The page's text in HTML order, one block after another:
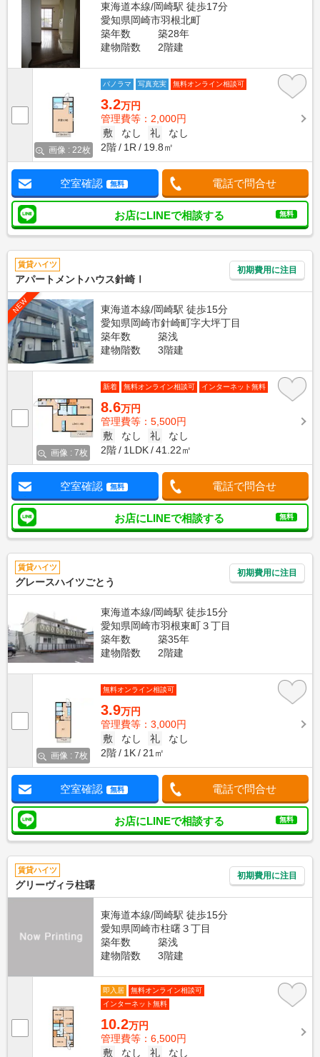
東海道本線/岡崎駅 徒歩17分
愛知県岡崎市羽根北町
築年数
築28年
建物階数
2階建
画像 : 22枚
パノラマ 写真充実 無料オンライン相談可
3.2万円
管理費等：2,000円
敷
なし 礼
なし
2階
1R 19.8㎡
空室確認 無料 電話で問合せ
お店にLINEで相談する 無料
賃貸ハイツ
アパートメントハウス針崎Ⅰ
初期費用に注目
NEW
東海道本線/岡崎駅 徒歩15分
愛知県岡崎市針崎町字大坪丁目
築年数
築浅
建物階数
3階建
画像 : 7枚
新着 無料オンライン相談可 インターネット無料
8.6万円
管理費等：5,500円
敷
なし 礼
なし
2階
1LDK 41.22㎡
空室確認 無料 電話で問合せ
お店にLINEで相談する 無料
賃貸ハイツ
グレースハイツごとう
初期費用に注目
東海道本線/岡崎駅 徒歩15分
愛知県岡崎市羽根東町３丁目
築年数
築35年
建物階数
2階建
画像 : 7枚
無料オンライン相談可
3.9万円
管理費等：3,000円
敷
なし 礼
なし
2階
1K 21㎡
空室確認 無料 電話で問合せ
お店にLINEで相談する 無料
賃貸ハイツ
グリーヴィラ柱曙
初期費用に注目
東海道本線/岡崎駅 徒歩15分
愛知県岡崎市柱曙３丁目
築年数
築浅
建物階数
3階建
即入居
無料オンライン相談可
インターネット無料
10.2万円
管理費等：6,500円
敷
なし 礼 なし